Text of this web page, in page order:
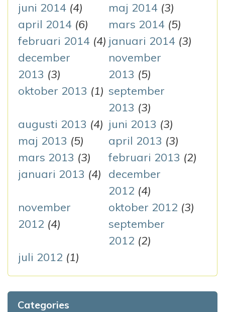
juni 2014 (4) maj 2014 (3)
april 2014 (6) mars 2014 (5)
februari 2014 (4) januari 2014 (3)
december
2013 (3)
november
2013 (5)
oktober 2013 (1) september
2013 (3)
augusti 2013 (4) juni 2013 (3)
maj 2013 (5) april 2013 (3)
mars 2013 (3) februari 2013 (2)
januari 2013 (4)
december
2012 (4)
november
2012 (4)
oktober 2012 (3)
september
2012 (2)
juli 2012 (1)
Categories